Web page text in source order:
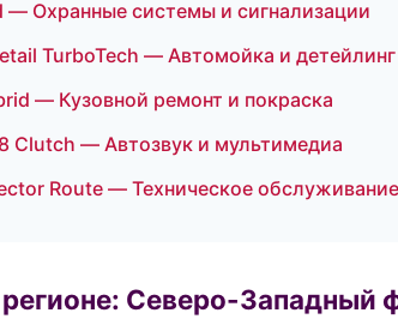
— Охранные системы и сигнализации
TurboTech — Автомойка и детейлинг
— Кузовной ремонт и покраска
Clutch — Автозвук и мультимедиа
Route — Техническое обслуживание
Северо-Западный